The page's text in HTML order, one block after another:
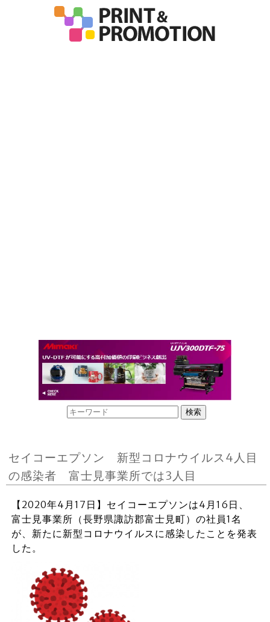
セイコーエプソン 新型コロナウイルス4人目
の感染者 富士見事業所では3人目
【2020年4月17日】セイコーエプソンは4月16日、
富士見事業所（長野県諏訪郡富士見町）の社員1名
が、新たに新型コロナウイルスに感染したことを発表
した。